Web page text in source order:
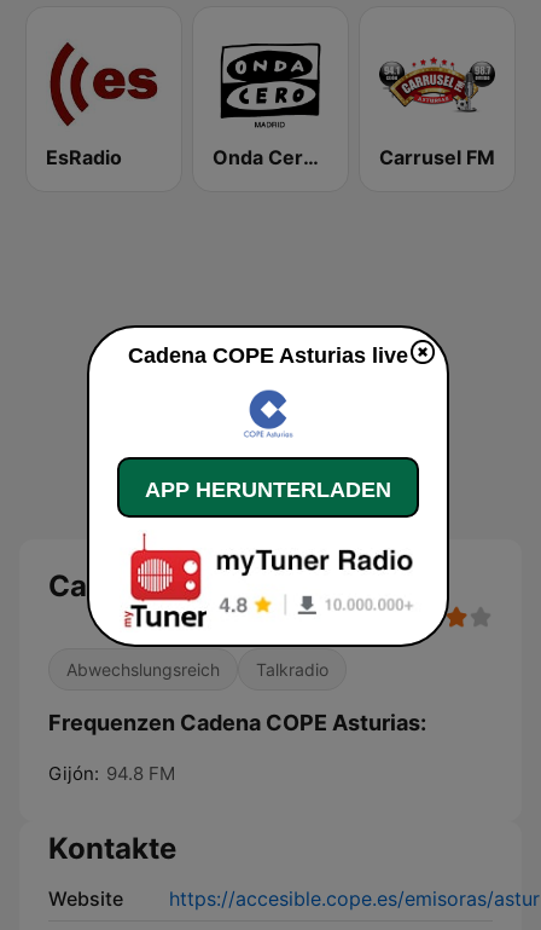
EsRadio Onda Cero Madrid Carrusel FM
Cadena COPE Asturias
Abwechslungsreich Talkradio
Frequenzen Cadena COPE Asturias:
Gijón: 94.8 FM
Kontakte
Website
https://accesible.cope.es/emisoras/
Cadena COPE Asturias live
APP HERUNTERLADEN